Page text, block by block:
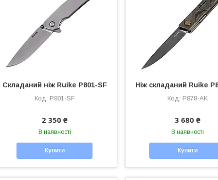
Складаний ніж Ruike P801-SF
P801-SF
2 350 ₴
В наявності
Купити
Ніж складаний Ruike
P878-AK
3 680 ₴
В наявності
Купити